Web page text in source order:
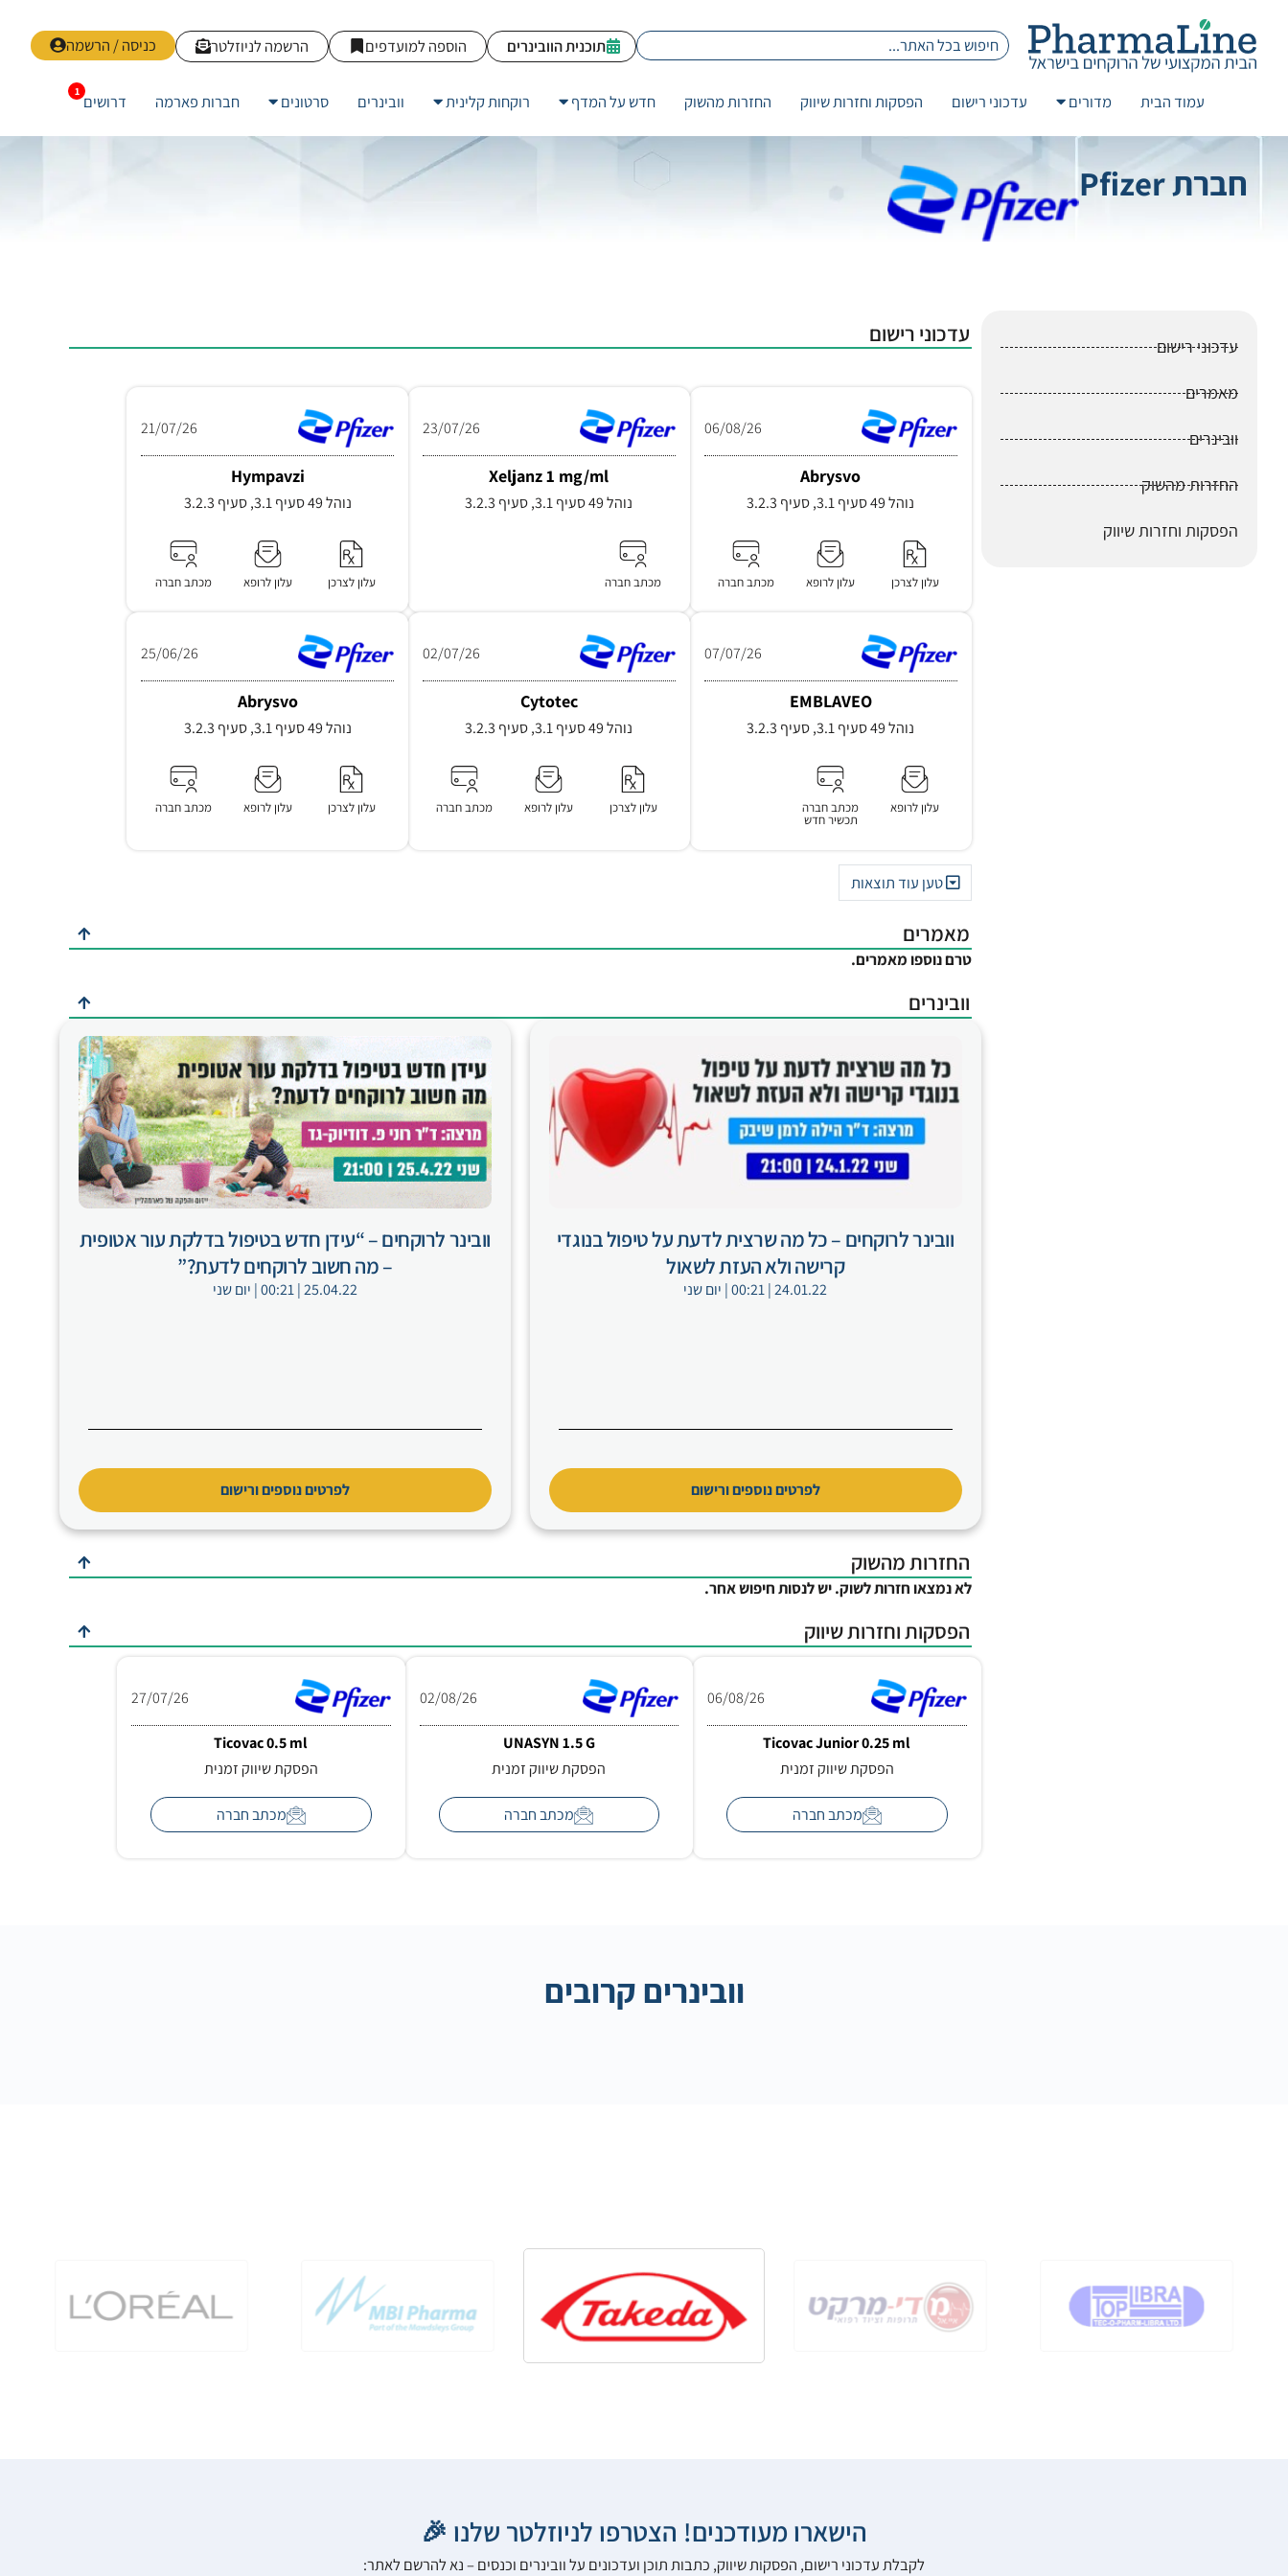
כניסה / הרשמה הרשמה לניוזלטר הוספה למועדפים תוכנית הוובינרים
עמוד הבית מדורים עדכוני רישום הפסקות וחזרות שיווק החזרות מהשוק חדש על המדף רוקחות קלינית וובינרים סרטונים חברות פארמה דרושים
חברת Pfizer
עדכוני רישום
מאמרים
וובינרים
החזרות מהשוק
הפסקות וחזרות שיווק
עדכוני רישום
06/08/26
Abrysvo
נוהל 49 סעיף 3.1, סעיף 3.2.3
עלון לצרכן עלון לרופא מכתב חברה
23/07/26
Xeljanz 1 mg/ml
נוהל 49 סעיף 3.1, סעיף 3.2.3
מכתב חברה
21/07/26
Hympavzi
נוהל 49 סעיף 3.1, סעיף 3.2.3
עלון לצרכן עלון לרופא מכתב חברה
07/07/26
EMBLAVEO
נוהל 49 סעיף 3.1, סעיף 3.2.3
עלון לרופא מכתב חברה
תכשיר חדש
02/07/26
Cytotec
נוהל 49 סעיף 3.1, סעיף 3.2.3
עלון לצרכן עלון לרופא מכתב חברה
25/06/26
Abrysvo
נוהל 49 סעיף 3.1, סעיף 3.2.3
עלון לצרכן עלון לרופא מכתב חברה
טען עוד תוצאות
מאמרים
טרם נוספו מאמרים.
וובינרים
וובינר לרוקחים – כל מה שרצית לדעת על טיפול בנוגדי
קרישה ולא העזת לשאול
24.01.22 | 00:21 | יום שני
לפרטים נוספים ורישום
וובינר לרוקחים – “עידן חדש בטיפול בדלקת עור אטופית
– מה חשוב לרוקחים לדעת?”
25.04.22 | 00:21 | יום שני
לפרטים נוספים ורישום
החזרות מהשוק
לא נמצאו חזרות לשוק. יש לנסות חיפוש אחר.
הפסקות וחזרות שיווק
06/08/26
Ticovac Junior 0.25 ml
הפסקת שיווק זמנית
מכתב חברה
02/08/26
UNASYN 1.5 G
הפסקת שיווק זמנית
מכתב חברה
27/07/26
Ticovac 0.5 ml
הפסקת שיווק זמנית
מכתב חברה
וובינרים קרובים
הישארו מעודכנים! הצטרפו לניוזלטר שלנו 🎉
לקבלת עדכוני רישום, הפסקות שיווק, כתבות תוכן ועדכונים על וובינרים וכנסים – נא להרשם לאתר: